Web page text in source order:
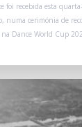
foi recebida esta
numa cerimónia de
na Dance World Cup